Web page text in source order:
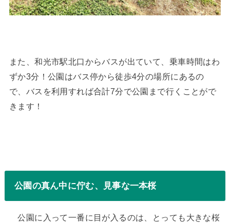
また、和光市駅北口からバスが出ていて、乗車時間はわ
ずか3分！公園はバス停から徒歩4分の場所にあるの
で、バスを利用すれば合計7分で公園まで行くことがで
きます！
公園の真ん中に佇む、見事な一本桜
公園に入って一番に目が入るのは、とっても大きな桜